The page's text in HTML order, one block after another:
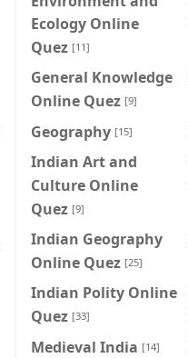
Ecology Online
Quez [11]
General Knowledge
Online Quez [9]
Geography [15]
Indian Art and
Culture Online
Quez [9]
Indian Geography
Online Quez [25]
Indian Polity Online
Quez [33]
Medieval India [14]